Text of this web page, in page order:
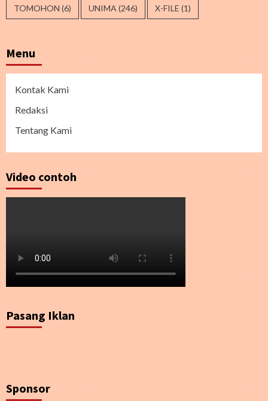
TOMOHON (6) UNIMA(246) X-FILE (1)
Menu
Kontak Kami
Redaksi
Tentang Kami
Video contoh
Pasang Iklan
Sponsor